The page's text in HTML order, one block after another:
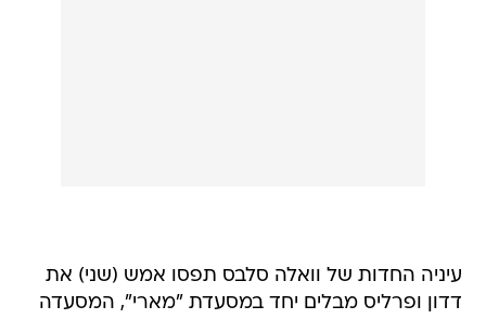
עיניה החדות של וואלה סלבס תפסו אמש (שני) את
דדון ופרליס מבלים יחד במסעדת "מארי", המסעדה